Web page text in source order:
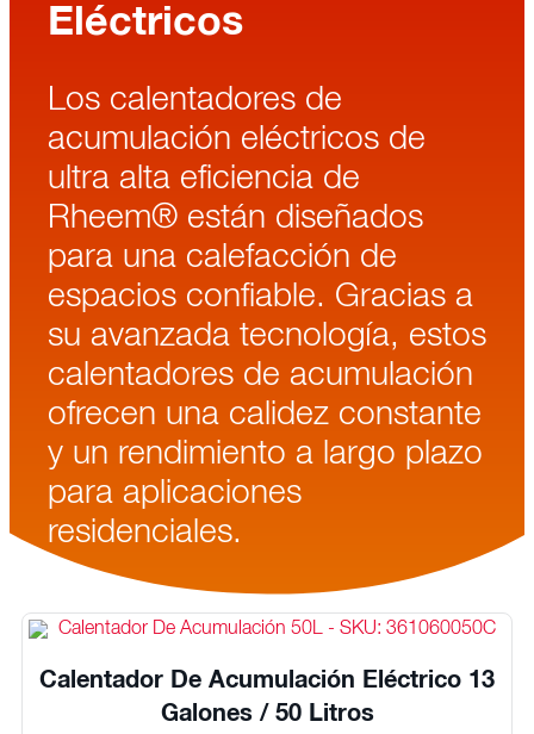
Eléctricos
Los calentadores de
acumulación eléctricos de
ultra alta eficiencia de
Rheem® están diseñados
para una calefacción de
espacios confiable. Gracias a
su avanzada tecnología, estos
calentadores de acumulación
ofrecen una calidez constante
y un rendimiento a largo plazo
para aplicaciones
residenciales.
Calentador De Acumulación Eléctrico 13
Galones / 50 Litros